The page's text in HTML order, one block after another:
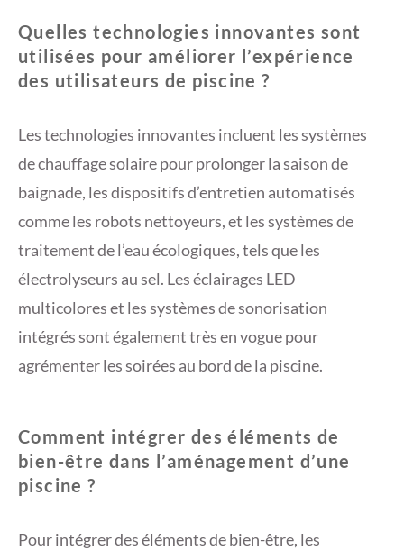
Quelles technologies innovantes sont
utilisées pour améliorer l’expérience
des utilisateurs de piscine ?
Les technologies innovantes incluent les systèmes
de chauffage solaire pour prolonger la saison de
baignade, les dispositifs d’entretien automatisés
comme les robots nettoyeurs, et les systèmes de
traitement de l’eau écologiques, tels que les
électrolyseurs au sel. Les éclairages LED
multicolores et les systèmes de sonorisation
intégrés sont également très en vogue pour
agrémenter les soirées au bord de la piscine.
Comment intégrer des éléments de
bien-être dans l’aménagement d’une
piscine ?
Pour intégrer des éléments de bien-être, les